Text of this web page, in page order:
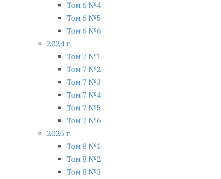
Том 6 №4
Том 6 №5
Том 6 №6
2024 г.
Том 7 №1
Том 7 №2
Том 7 №3
Том 7 №4
Том 7 №5
Том 7 №6
2025 г.
Том 8 №1
Том 8 №2
Том 8 №3